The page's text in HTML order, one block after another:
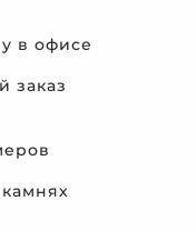
в офисе
заказ